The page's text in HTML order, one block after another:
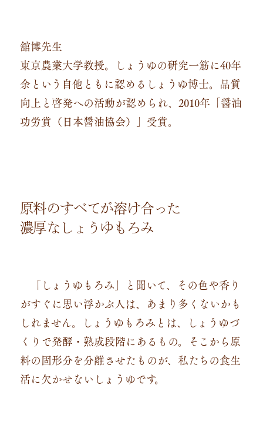
舘博先生
東京農業大学教授。しょうゆの研究一筋に40年
余という自他ともに認めるしょうゆ博士。品質
向上と啓発への活動が認められ、2010年「醤油
功労賞（日本醤油協会）」受賞。
原料のすべてが溶け合った
濃厚なしょうゆもろみ
「しょうゆもろみ」と聞いて、その色や香り
がすぐに思い浮かぶ人は、あまり多くないかも
しれません。しょうゆもろみとは、しょうゆづ
くりで発酵・熟成段階にあるもの。そこから原
料の固形分を分離させたものが、私たちの食生
活に欠かせないしょうゆです。